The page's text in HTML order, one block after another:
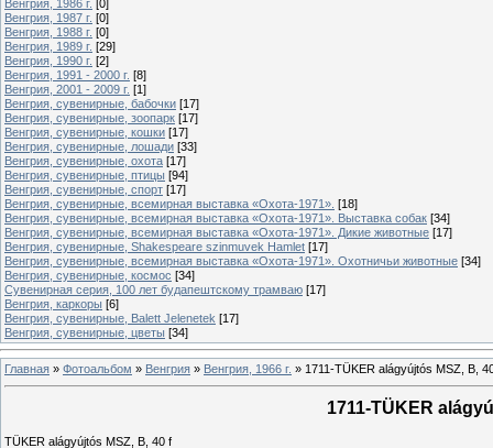
Венгрия, 1986 г. [0]
Венгрия, 1987 г. [0]
Венгрия, 1988 г. [0]
Венгрия, 1989 г. [29]
Венгрия, 1990 г. [2]
Венгрия, 1991 - 2000 г. [8]
Венгрия, 2001 - 2009 г. [1]
Венгрия, сувенирные, бабочки [17]
Венгрия, сувенирные, зоопарк [17]
Венгрия, сувенирные, кошки [17]
Венгрия, сувенирные, лошади [33]
Венгрия, сувенирные, охота [17]
Венгрия, сувенирные, птицы [94]
Венгрия, сувенирные, спорт [17]
Венгрия, сувенирные, всемирная выставка «Охота-1971». [18]
Венгрия, сувенирные, всемирная выставка «Охота-1971». Выставка собак [34]
Венгрия, сувенирные, всемирная выставка «Охота-1971». Дикие животные [17]
Венгрия, сувенирные, Shakespeare szinmuvek Hamlet [17]
Венгрия, сувенирные, всемирная выставка «Охота-1971». Охотничьи животные [34]
Венгрия, сувенирные, космос [34]
Сувенирная серия, 100 лет будапештскому трамваю [17]
Венгрия, каркоры [6]
Венгрия, сувенирные, Balett Jelenetek [17]
Венгрия, сувенирные, цветы [34]
Главная » Фотоальбом » Венгрия » Венгрия, 1966 г. » 1711-TÜKER alágyújtós MSZ, B,
1711-TÜKER
TÜKER alágyújtós MSZ, B, 40 f